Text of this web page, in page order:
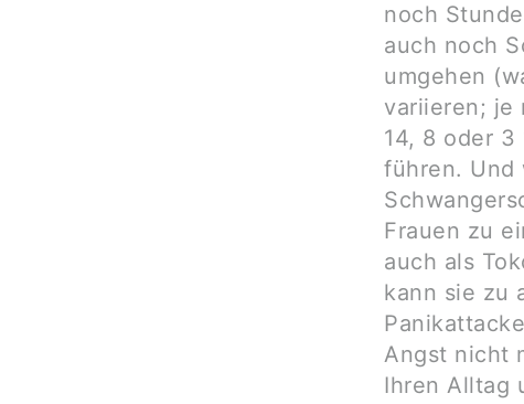
noch
auch noch
umgehen
variieren; je
14, 8 oder 3
führen. Und
Frauen zu
auch als
kann sie zu
Angst nicht
Ihren Alltag